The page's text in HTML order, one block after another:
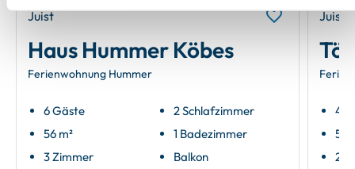
Juist
Haus Hummer Köbes
Ferienwohnung Hummer
6 Gäste
56 m²
3 Zimmer
2 Schlafzimmer
1 Badezimmer
Balkon
Juist
4
51
2